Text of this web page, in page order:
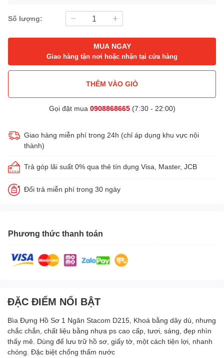
Số lượng:
MUA NGAY
Giao hàng tận nơi hoặc nhận tại cửa hàng
THÊM VÀO GIỎ
Gọi đặt mua 0908868665(7:30 - 22:00)
Giao hàng miễn phí trong 24h (chỉ áp dụng khu vực nội
thành)
Trả góp lãi suất 0% qua thẻ tín dụng Visa, Master, JCB
Đổi trả miễn phí trong 30 ngày
Phương thức thanh toán
ĐẶC ĐIỂM NỔI BẬT
Bìa Đựng Hồ Sơ 1 Ngăn Stacom D215, Khoá bằng dây dù, nhưng
chắc chắn, chất liệu bằng nhựa ps cao cấp, tươi, sáng, đẹp nhìn
thấy mê. Dùng để lưu trữ hồ sơ, giấy tờ, một cách tiện lợi, nhanh
chóng. Đặc biệt chống thấm nước